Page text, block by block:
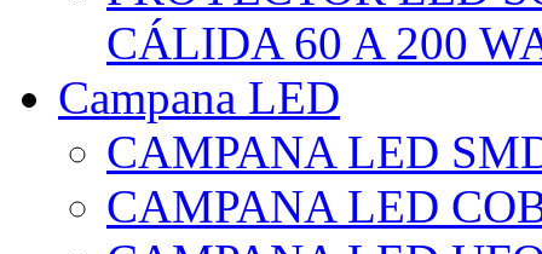
CÁLIDA 60 A 200
Campana LED
CAMPANA LED
CAMPANA LED